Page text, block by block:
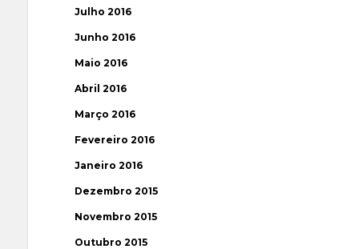
Julho 2016
Junho 2016
Maio 2016
Abril 2016
Março 2016
Fevereiro 2016
Janeiro 2016
Dezembro 2015
Novembro 2015
Outubro 2015